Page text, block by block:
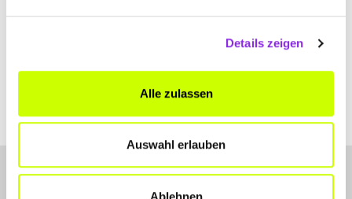
Details zeigen
Alle zulassen
Auswahl erlauben
Ablehnen
www.fenster-mueller.com